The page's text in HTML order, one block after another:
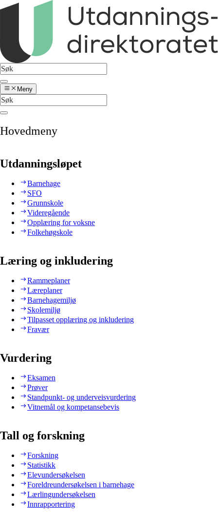
Meny
Hovedmeny
Utdanningsløpet
Barnehage
SFO
Grunnskole
Videregående
Opplæring for voksne
Folkehøgskole
Læring og inkludering
Rammeplaner
Læreplaner
Barnehagemiljø
Skolemiljø
Tilpasset opplæring og inkludering
Fravær
Vurdering
Eksamen
Prøver
Standpunkt- og underveisvurdering
Vitnemål og kompetansebevis
Tall og forskning
Forskning
Statistikk
Elevundersøkelsen
Foreldreundersøkelsen i barnehage
Lærlingundersøkelsen
Innrapportering